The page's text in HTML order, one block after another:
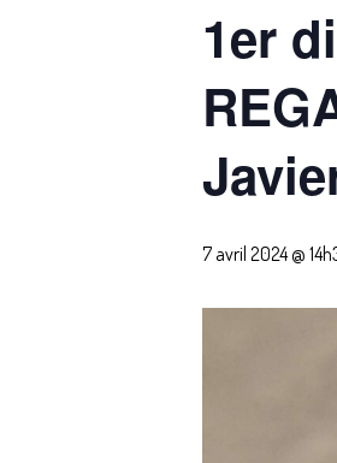
1er
7 avril 2024 @